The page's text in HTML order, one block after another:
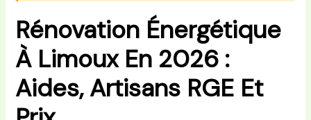
Rénovation Énergétique
À Limoux En 2026 :
Aides, Artisans RGE Et